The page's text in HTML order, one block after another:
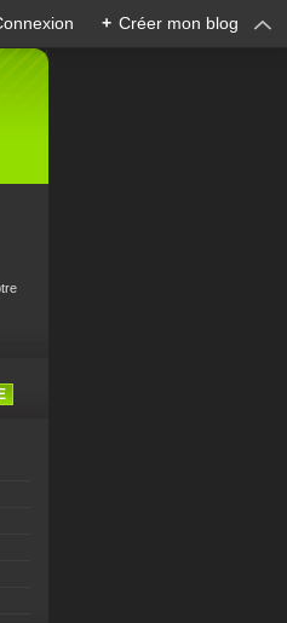
+ Créer mon blog